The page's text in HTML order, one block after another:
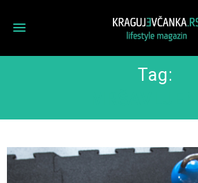
Tag: